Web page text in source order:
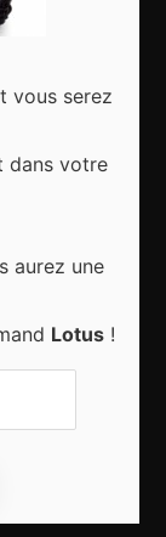
Bruxelles
vous serez
dans votre
aurez une
Lotus !